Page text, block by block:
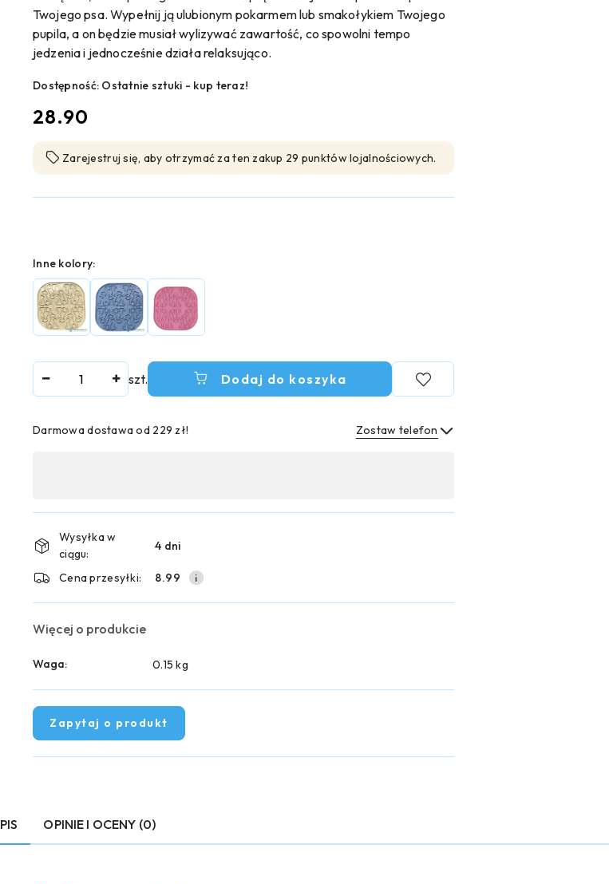
Twojego psa. Wypełnij ją ulubionym pokarmem lub smakołykiem Twojego
pupila, a on będzie musiał wylizywać zawartość, co spowolni tempo
jedzenia i jednocześnie działa relaksująco.
Dostępność: Ostatnie sztuki - kup teraz!
cena:
28.90
Zarejestruj się, aby otrzymać za ten zakup 29 punktów lojalnościowych.
Wariant
Inne kolory:
szt. Dodaj do koszyka
Darmowa dostawa od 229 zł! Zostaw telefon
płatność
i
dostawa
Wysyłka w
ciągu:
4 dni
Cena przesyłki: 8.99
Więcej o produkcie
Waga: 0.15 kg
Zapytaj o produkt
OPINIE I OCENY (0)